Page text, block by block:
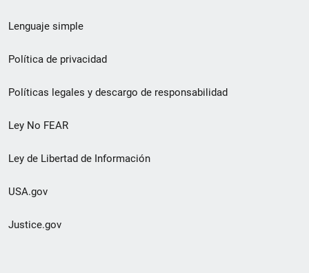
de
pie
de
página
Lenguaje simple
Política de privacidad
Políticas legales y descargo de responsabilidad
Ley No FEAR
Ley de Libertad de Información
USA.gov
Justice.gov